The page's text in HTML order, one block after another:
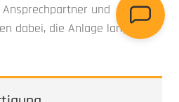
und
dabei, die Anlage langfristig